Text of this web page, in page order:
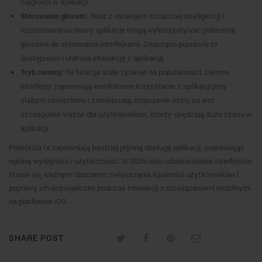
Sterowanie głosem: Wraz z rozwojem sztucznej inteligencji i
rozpoznawania mowy aplikacje mogą wykorzystywać polecenia
głosowe do sterowania interfejsami. Znacząco poprawia to
dostępność i ułatwia interakcję z aplikacją.
Tryb ciemny: Ta funkcja stale zyskuje na popularności. Ciemne
interfejsy zapewniają komfortowe korzystanie z aplikacji przy
słabym oświetleniu i zmniejszają zmęczenie oczu, co jest
szczególnie ważne dla użytkowników, którzy spędzają dużo czasu w
aplikacji.
Podejścia te zapewniają bardziej płynną obsługę aplikacji, poprawiając
ogólną wydajność i użyteczność. W 2026 roku udoskonalanie interfejsów
stanie się ważnym obszarem zwiększania lojalności użytkowników i
poprawy ich doświadczeń podczas interakcji z rozwiązaniami mobilnymi
na platformie iOS.
SHARE POST